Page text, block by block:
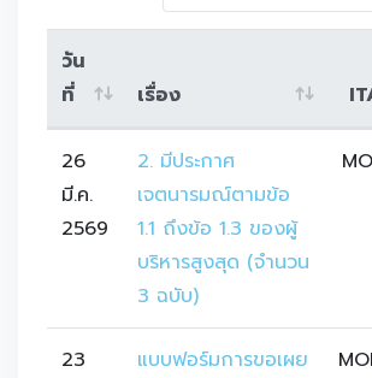
วัน
ที่
เรื่อง
26
มี.ค.
2569
2. มีประกาศ
เจตนารมณ์ตามข้อ
1.1 ถึงข้อ 1.3 ของผู้
บริหารสูงสุด (จำนวน
3 ฉบับ)
23
แบบฟอร์มการขอเผย